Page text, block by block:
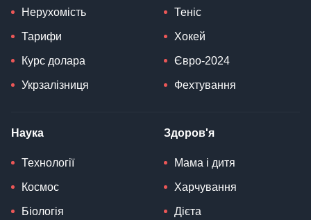
Нерухомість
Тарифи
Курс долара
Укрзалізниця
Теніс
Хокей
Євро-2024
Фехтування
Наука
Технології
Космос
Біологія
Здоров'я
Мама і дитя
Харчування
Дієта